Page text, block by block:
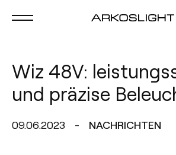
Wiz 48V:
und präzise
09.06.2023 NACHRICHTEN